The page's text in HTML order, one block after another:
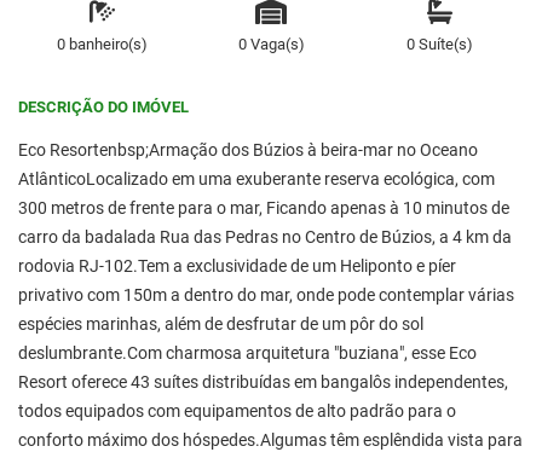
0 banheiro(s) 0 Vaga(s) 0 Suíte(s)
DESCRIÇÃO DO IMÓVEL
Eco Resortenbsp;Armação dos Búzios à beira-mar no Oceano
AtlânticoLocalizado em uma exuberante reserva ecológica, com
300 metros de frente para o mar, Ficando apenas à 10 minutos de
carro da badalada Rua das Pedras no Centro de Búzios, a 4 km da
rodovia RJ-102.Tem a exclusividade de um Heliponto e píer
privativo com 150m a dentro do mar, onde pode contemplar várias
espécies marinhas, além de desfrutar de um pôr do sol
deslumbrante.Com charmosa arquitetura "buziana", esse Eco
Resort oferece 43 suítes distribuídas em bangalôs independentes,
todos equipados com equipamentos de alto padrão para o
conforto máximo dos hóspedes.Algumas têm esplêndida vista para